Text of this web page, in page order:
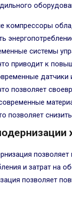
компрессоры
системы
приводит к
позволяет
позволяет
и затрат на
позволяет